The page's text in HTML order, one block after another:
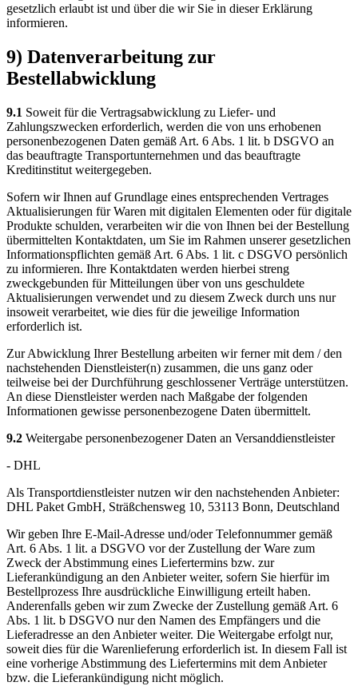
gesetzlich erlaubt ist und über die wir Sie in dieser Erklärung
informieren.
9) Datenverarbeitung zur
Bestellabwicklung
9.1 Soweit für die Vertragsabwicklung zu Liefer- und
Zahlungszwecken erforderlich, werden die von uns erhobenen
personenbezogenen Daten gemäß Art. 6 Abs. 1 lit. b DSGVO an
das beauftragte Transportunternehmen und das beauftragte
Kreditinstitut weitergegeben.
Sofern wir Ihnen auf Grundlage eines entsprechenden Vertrages
Aktualisierungen für Waren mit digitalen Elementen oder für digitale
Produkte schulden, verarbeiten wir die von Ihnen bei der Bestellung
übermittelten Kontaktdaten, um Sie im Rahmen unserer gesetzlichen
Informationspflichten gemäß Art. 6 Abs. 1 lit. c DSGVO persönlich
zu informieren. Ihre Kontaktdaten werden hierbei streng
zweckgebunden für Mitteilungen über von uns geschuldete
Aktualisierungen verwendet und zu diesem Zweck durch uns nur
insoweit verarbeitet, wie dies für die jeweilige Information
erforderlich ist.
Zur Abwicklung Ihrer Bestellung arbeiten wir ferner mit dem / den
nachstehenden Dienstleister(n) zusammen, die uns ganz oder
teilweise bei der Durchführung geschlossener Verträge unterstützen.
An diese Dienstleister werden nach Maßgabe der folgenden
Informationen gewisse personenbezogene Daten übermittelt.
9.2 Weitergabe personenbezogener Daten an Versanddienstleister
- DHL
Als Transportdienstleister nutzen wir den nachstehenden Anbieter:
DHL Paket GmbH, Sträßchensweg 10, 53113 Bonn, Deutschland
Wir geben Ihre E-Mail-Adresse und/oder Telefonnummer gemäß
Art. 6 Abs. 1 lit. a DSGVO vor der Zustellung der Ware zum
Zweck der Abstimmung eines Liefertermins bzw. zur
Lieferankündigung an den Anbieter weiter, sofern Sie hierfür im
Bestellprozess Ihre ausdrückliche Einwilligung erteilt haben.
Anderenfalls geben wir zum Zwecke der Zustellung gemäß Art. 6
Abs. 1 lit. b DSGVO nur den Namen des Empfängers und die
Lieferadresse an den Anbieter weiter. Die Weitergabe erfolgt nur,
soweit dies für die Warenlieferung erforderlich ist. In diesem Fall ist
eine vorherige Abstimmung des Liefertermins mit dem Anbieter
bzw. die Lieferankündigung nicht möglich.